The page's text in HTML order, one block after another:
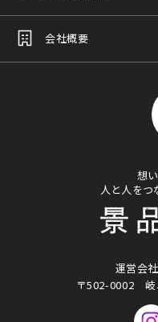
会社概要
想
人と人をつ
運営会
〒502-0002